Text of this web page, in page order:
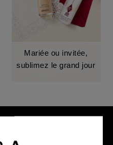
Mariée ou invitée,
sublimez le grand jour